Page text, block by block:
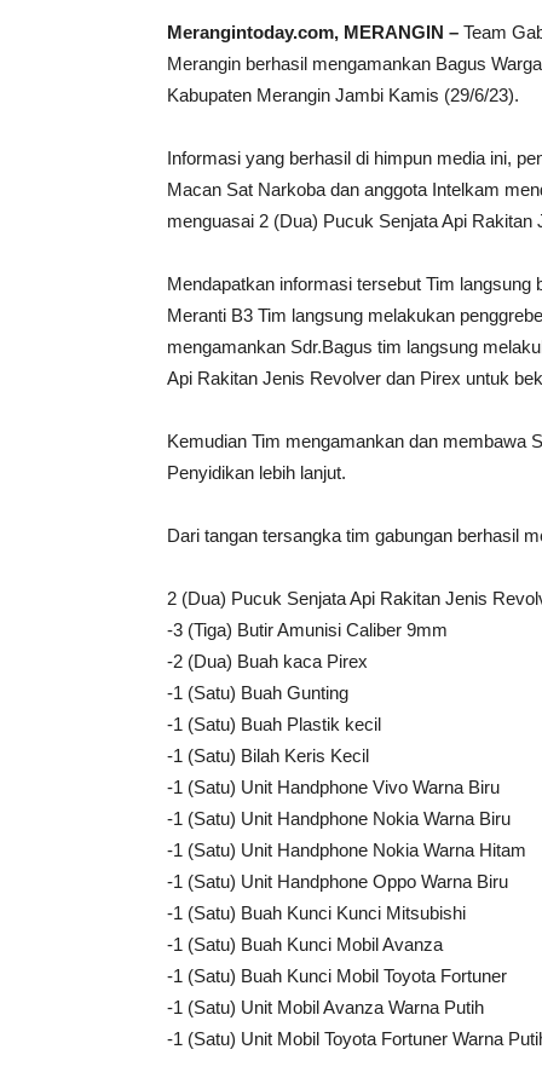
Merangintoday.com, MERANGIN – Team
Merangin berhasil mengamankan Bagus
Kabupaten Merangin Jambi Kamis (29/6/23).
Informasi yang berhasil di himpun media ini,
Macan Sat Narkoba dan anggota Intelkam
menguasai 2 (Dua) Pucuk Senjata Api Rakitan
Mendapatkan informasi tersebut Tim
Meranti B3 Tim langsung melakukan
mengamankan Sdr.Bagus tim langsung
Api Rakitan Jenis Revolver dan Pirex untuk
Kemudian Tim mengamankan dan membawa
Penyidikan lebih lanjut.
Dari tangan tersangka tim gabungan berhasil
2 (Dua) Pucuk Senjata Api Rakitan Jenis
-3 (Tiga) Butir Amunisi Caliber 9mm
-2 (Dua) Buah kaca Pirex
-1 (Satu) Buah Gunting
-1 (Satu) Buah Plastik kecil
-1 (Satu) Bilah Keris Kecil
-1 (Satu) Unit Handphone Vivo Warna Biru
-1 (Satu) Unit Handphone Nokia Warna Biru
-1 (Satu) Unit Handphone Nokia Warna Hitam
-1 (Satu) Unit Handphone Oppo Warna Biru
-1 (Satu) Buah Kunci Kunci Mitsubishi
-1 (Satu) Buah Kunci Mobil Avanza
-1 (Satu) Buah Kunci Mobil Toyota Fortuner
-1 (Satu) Unit Mobil Avanza Warna Putih
-1 (Satu) Unit Mobil Toyota Fortuner Warna